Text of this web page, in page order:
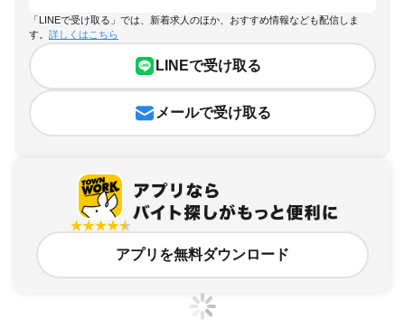
「LINEで受け取る」では、新着求人のほか、おすすめ情報なども配信しま
す。 詳しくはこちら
LINEで受け取る
メールで受け取る
アプリを無料ダウンロード